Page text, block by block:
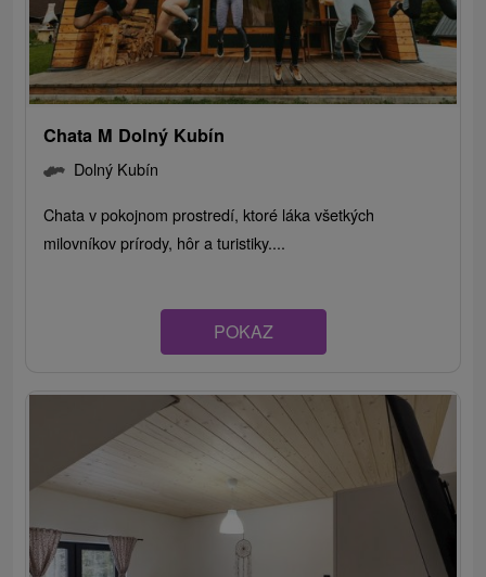
Chata M Dolný Kubín
Dolný Kubín
Chata v pokojnom prostredí, ktoré láka všetkých
milovníkov prírody, hôr a turistiky....
POKAZ